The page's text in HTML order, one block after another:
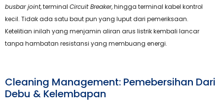
busbar joint, terminal Circuit Breaker, hingga terminal kabel kontrol
kecil. Tidak ada satu baut pun yang luput dari pemeriksaan.
Ketelitian inilah yang menjamin aliran arus listrik kembali lancar
tanpa hambatan resistansi yang membuang energi.
Cleaning Management: Pemebersihan Dari
Debu & Kelembapan